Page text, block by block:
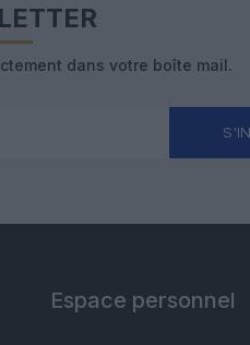
dans votre boîte mail.
Espace personnel